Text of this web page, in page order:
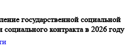
государственной социальной
контракта в 2026 году